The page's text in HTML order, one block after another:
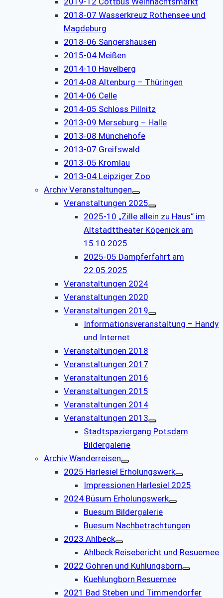
2018-07 Wasserkreuz Rothensee und
Magdeburg
2018-06 Sangershausen
2015-04 Meißen
2014-10 Havelberg
2014-08 Altenburg – Thüringen
2014-06 Celle
2014-05 Schloss Pillnitz
2013-09 Merseburg – Halle
2013-08 Münchehofe
2013-07 Greifswald
2013-05 Kromlau
2013-04 Leipziger Zoo
Archiv Veranstaltungen
Veranstaltungen 2025
2025-10 „Zille allein zu Haus“ im
Altstadttheater Köpenick am
15.10.2025
2025-05 Dampferfahrt am
22.05.2025
Veranstaltungen 2024
Veranstaltungen 2020
Veranstaltungen 2019
Informationsveranstaltung – Handy
und Internet
Veranstaltungen 2018
Veranstaltungen 2017
Veranstaltungen 2016
Veranstaltungen 2015
Veranstaltungen 2014
Veranstaltungen 2013
Stadtspaziergang Potsdam
Bildergalerie
Archiv Wanderreisen
2025 Harlesiel Erholungswerk
Impressionen Harlesiel 2025
2024 Büsum Erholungswerk
Buesum Bildergalerie
Buesum Nachbetrachtungen
2023 Ahlbeck
Ahlbeck Reisebericht und Resuemee
2022 Göhren und Kühlungsborn
Kuehlungborn Resuemee
2021 Bad Steben und Timmendorfer